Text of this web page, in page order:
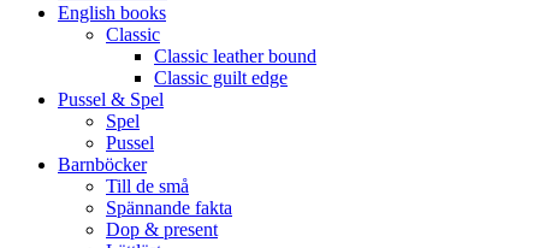
English books
Classic
Classic leather bound
Classic guilt edge
Pussel & Spel
Spel
Pussel
Barnböcker
Till de små
Spännande fakta
Dop & present